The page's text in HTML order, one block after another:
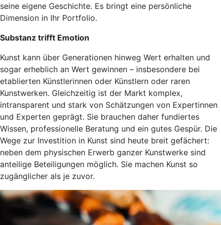
seine eigene Geschichte. Es bringt eine persönliche
Dimension in Ihr Portfolio.
Substanz trifft Emotion
Kunst kann über Generationen hinweg Wert erhalten und
sogar erheblich an Wert gewinnen – insbesondere bei
etablierten Künstlerinnen oder Künstlern oder raren
Kunstwerken. Gleichzeitig ist der Markt komplex,
intransparent und stark von Schätzungen von Expertinnen
und Experten geprägt. Sie brauchen daher fundiertes
Wissen, professionelle Beratung und ein gutes Gespür. Die
Wege zur Investition in Kunst sind heute breit gefächert:
neben dem physischen Erwerb ganzer Kunstwerke sind
anteilige Beteiligungen möglich. Sie machen Kunst so
zugänglicher als je zuvor.